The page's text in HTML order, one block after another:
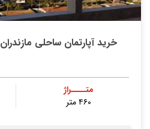
خرید آپارتمان ساحلی مازندران ۲ خواب سند تک برگ
متــــراژ
۴۶۰ متر